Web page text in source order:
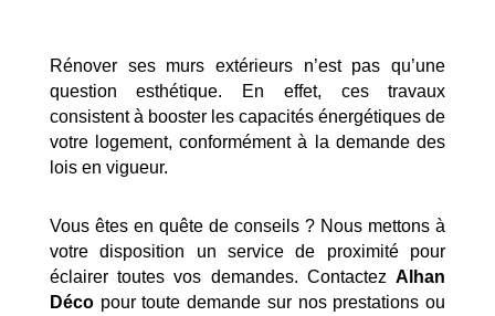
Rénover ses murs extérieurs n’est pas qu’une
question esthétique. En effet, ces travaux
consistent à booster les capacités énergétiques de
votre logement, conformément à la demande des
lois en vigueur.
Vous êtes en quête de conseils ? Nous mettons à
votre disposition un service de proximité pour
éclairer toutes vos demandes. ContactezAlhan
Décopour toute demande sur nos prestations ou